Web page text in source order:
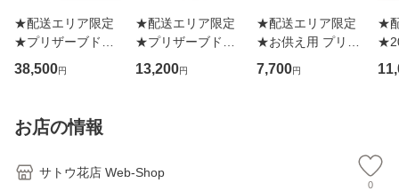
★配送エリア限定
★プリザーブドフ
ラワーアレンジメ
ント IG-pr0125
38,500円
★配送エリア限定
★プリザーブドフ
ラワーアレンジメ
ント IG-pr1325
13,200円
★配送エリア限定
★お供え用 プリザ
ーブドフラワー
「メモリアル ブル
7,700円
★
ft
ー
お店の情報
サトウ花店 Web-Shop
0